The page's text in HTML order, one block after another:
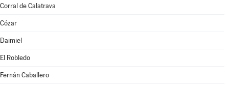
Corral de Calatrava
Cózar
Daimiel
El Robledo
Fernán Caballero